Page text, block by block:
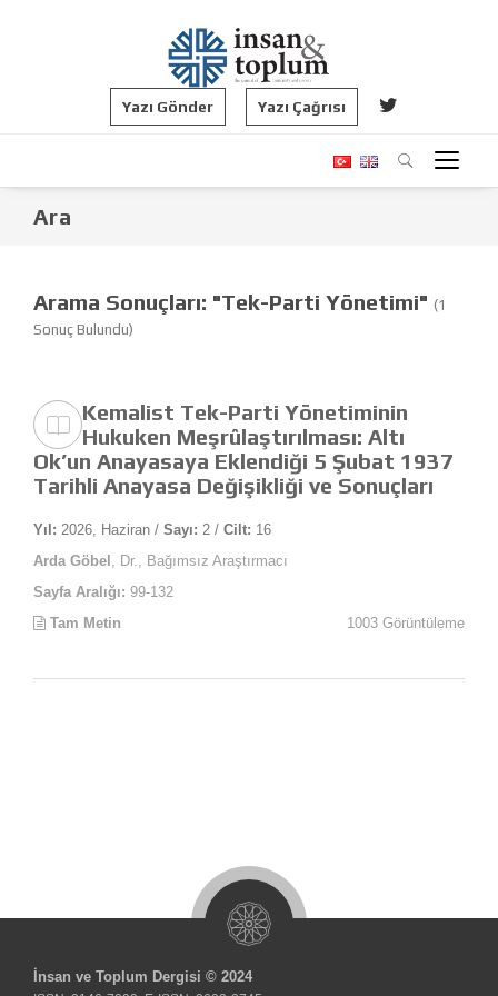
Yazı Gönder Yazı Çağrısı
Ara
Arama Sonuçları: "Tek-Parti Yönetimi" (1
Sonuç Bulundu)
Kemalist Tek-Parti Yönetiminin
Hukuken Meşrûlaştırılması: Altı
Ok’un Anayasaya Eklendiği 5 Şubat 1937
Tarihli Anayasa Değişikliği ve Sonuçları
Yıl: 2026, Haziran / Sayı: 2 / Cilt: 16
Arda Göbel , Dr., Bağımsız Araştırmacı
Sayfa Aralığı: 99-132
Tam Metin
1003 Görüntüleme
İnsan ve Toplum Dergisi © 2024